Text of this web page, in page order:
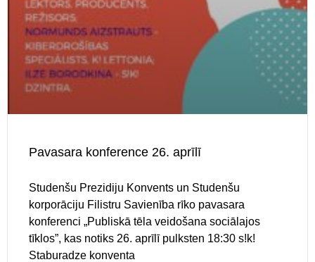
Pavasara konference 26. aprīlī
Studenšu Prezidiju Konvents un Studenšu
korporāciju Filistru Savienība rīko pavasara
konferenci „Publiskā tēla veidošana sociālajos
tīklos”, kas notiks 26. aprīlī pulksten 18:30 s!k!
Staburadze konventa